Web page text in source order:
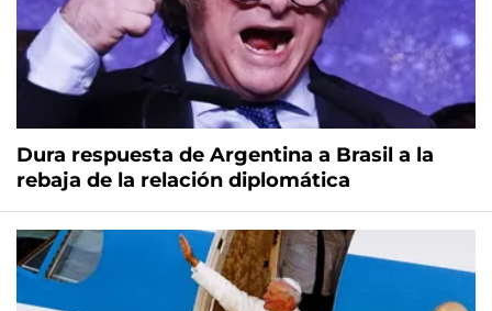
Dura respuesta de Argentina a Brasil a la
rebaja de la relación diplomática